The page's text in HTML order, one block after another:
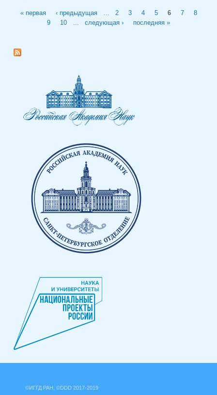
« первая ‹ предыдущая 2 3 4 5 6 7
8
9
10 следующая › последняя »
©ИГГД РАН, ©DDD 2017-2019